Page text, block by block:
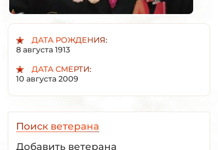
ДАТА РОЖДЕНИЯ:
8 августа 1913
ДАТА СМЕРТИ:
10 августа 2009
Поиск ветерана
Добавить ветерана